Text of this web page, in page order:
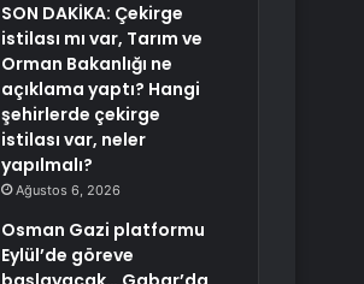
SON DAKİKA: Çekirge
istilası mı var, Tarım ve
Orman Bakanlığı ne
açıklama yaptı? Hangi
şehirlerde çekirge
istilası var, neler
yapılmalı?
Ağustos 6, 2026
Osman Gazi platformu
Eylül’de göreve